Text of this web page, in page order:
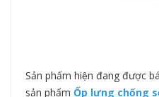
Sản phẩm hiện đang được
sản phẩm Ốp lưng chống